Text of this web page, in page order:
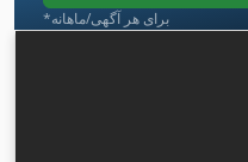
*برای هر آگهی/ماهانه